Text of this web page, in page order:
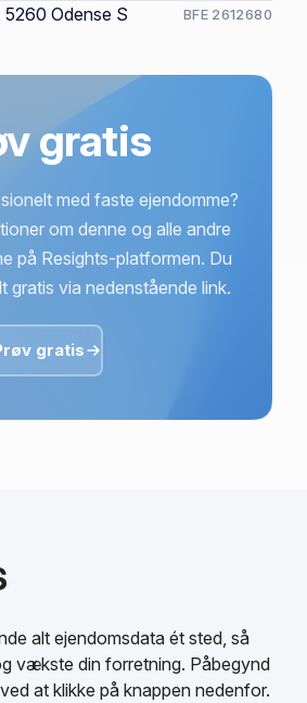
Odense S BFE 2612680
gratis
med faste ejendomme?
om denne og alle andre
på Resights-platformen. Du
gratis via nedenstående link.
gratis
alt ejendomsdata ét sted, så
vækste din forretning. Påbegynd
at klikke på knappen nedenfor.